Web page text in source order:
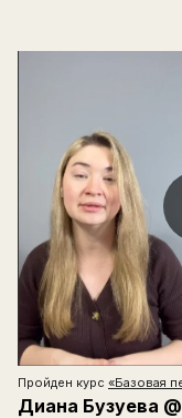
Доступные
Пройден курс «Базовая
Диана Бузуева